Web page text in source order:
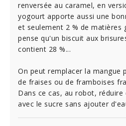
renversée au caramel, en
yogourt apporte aussi une
et seulement 2 % de matières
pense qu'un biscuit aux
contient 28 %...
On peut remplacer la mangue
de fraises ou de framboises
Dans ce cas, au robot,
avec le sucre sans ajouter